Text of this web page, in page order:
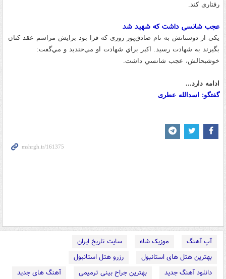
رفتاری کند.
عجب شانسی داشت که شهید شد
یکی از دوستانش به نام صادق‌پور روزی که قرا بود برایش مراسم عقد کنان
بگیرند به شهادت رسید. اكبر براي شهادت او مي‌خنديد و مي‌گفت:
خوشبحالش، عجب شانسي داشت.
ادامه دارد...
گفتگو: اسدالله عطری
آپ آهنگ موزیک شاه
سایت تاریخ ایران
بهترین هتل های استانبول
رزرو هتل استانبول
دانلود آهنگ جدید
بهترین جراح بینی ترمیمی
آهنگ های جدید